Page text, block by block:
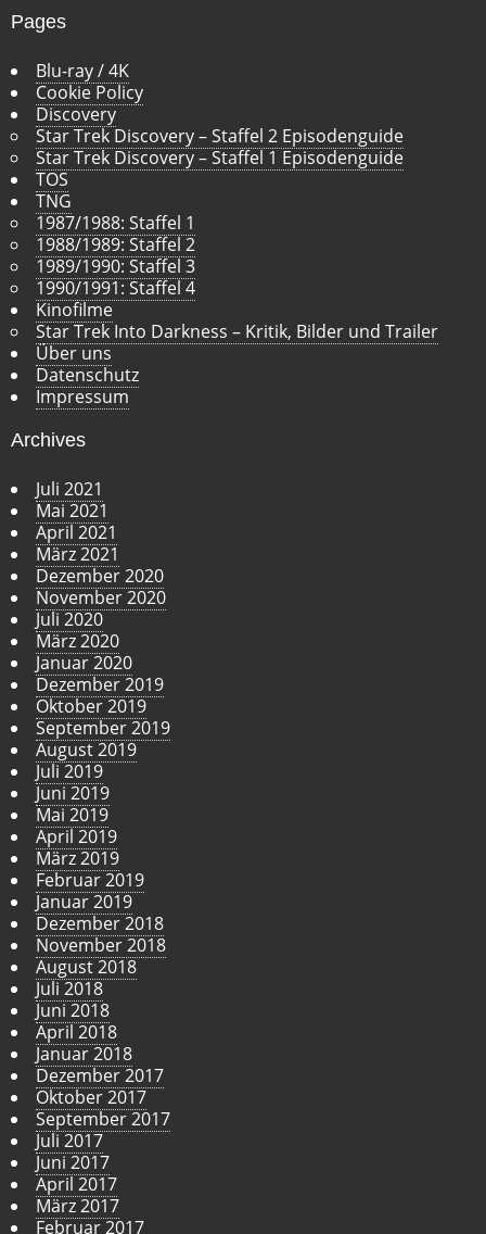
Pages
Blu-ray / 4K
Cookie Policy
Discovery
Star Trek Discovery – Staffel 2 Episodenguide
Star Trek Discovery – Staffel 1 Episodenguide
TOS
TNG
1987/1988: Staffel 1
1988/1989: Staffel 2
1989/1990: Staffel 3
1990/1991: Staffel 4
Kinofilme
Star Trek Into Darkness – Kritik, Bilder und Trailer
Über uns
Datenschutz
Impressum
Archives
Juli 2021
Mai 2021
April 2021
März 2021
Dezember 2020
November 2020
Juli 2020
März 2020
Januar 2020
Dezember 2019
Oktober 2019
September 2019
August 2019
Juli 2019
Juni 2019
Mai 2019
April 2019
März 2019
Februar 2019
Januar 2019
Dezember 2018
November 2018
August 2018
Juli 2018
Juni 2018
April 2018
Januar 2018
Dezember 2017
Oktober 2017
September 2017
Juli 2017
Juni 2017
April 2017
März 2017
Februar 2017